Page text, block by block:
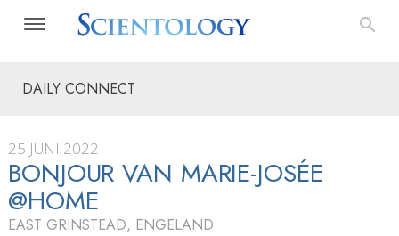
DAILY CONNECT
25 JUNI 2022
BONJOUR VAN MARIE-JOSÉE
@HOME
EAST GRINSTEAD, ENGELAND